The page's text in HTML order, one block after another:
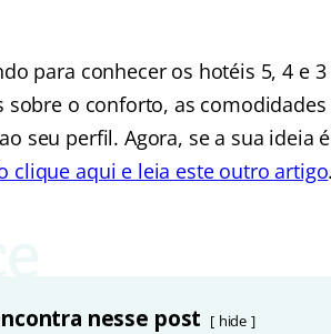
para conhecer os hotéis 5, 4 e
sobre o conforto, as
seu perfil. Agora, se a sua ideia
clique aqui e leia este outro artigo
nesse post hide